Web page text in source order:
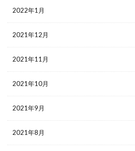
2022年1月
2021年12月
2021年11月
2021年10月
2021年9月
2021年8月